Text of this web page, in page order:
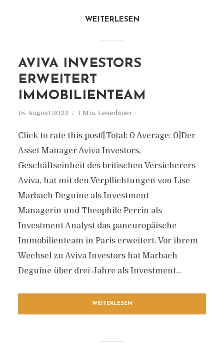
WEITERLESEN
AVIVA INVESTORS
ERWEITERT
IMMOBILIENTEAM
15. August 2022 1 Min. Lesedauer
Click to rate this post![Total: 0 Average: 0]Der
Asset Manager Aviva Investors,
Geschäftseinheit des britischen Versicherers
Aviva, hat mit den Verpflichtungen von Lise
Marbach Deguine als Investment
Managerin und Theophile Perrin als
Investment Analyst das paneuropäische
Immobilienteam in Paris erweitert. Vor ihrem
Wechsel zu Aviva Investors hat Marbach
Deguine über drei Jahre als Investment...
WEITERLESEN